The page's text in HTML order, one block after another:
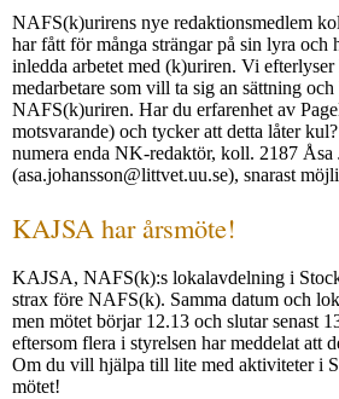
NAFS(k)urirens nye redaktionsmedlem
har fått för många strängar på sin lyra och
inledda arbetet med (k)uriren. Vi efterlyser
medarbetare som vill ta sig an sättning
NAFS(k)uriren. Har du erfarenhet av
motsvarande) och tycker att detta låter
numera enda NK-redaktör, koll. 2187 Åsa
(asa.johansson@littvet.uu.se), snarast
KAJSA har årsmöte!
KAJSA, NAFS(k):s lokalavdelning i
strax före NAFS(k). Samma datum och
men mötet börjar 12.13 och slutar senast
eftersom flera i styrelsen har meddelat att
Om du vill hjälpa till lite med aktiviteter i
mötet!